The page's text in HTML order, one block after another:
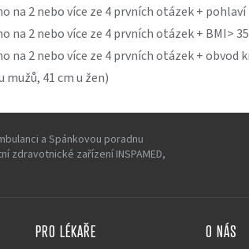
na 2 nebo více ze 4 prvních otázek + pohlaví
na 2 nebo více ze 4 prvních otázek + BMI>
na 2 nebo více ze 4 prvních otázek + obvod
mužů, 41 cm u žen)
a Spánkovou poradnu
zdravotnické zařízení INSPAMED,
PRO LÉKAŘE O NÁS